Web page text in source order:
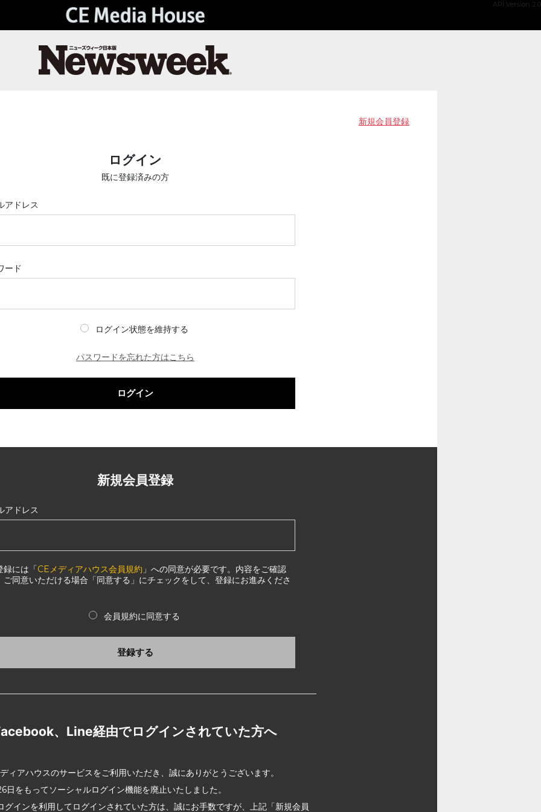
API Version 2.0
新規会員登録
ログイン
既に登録済みの方
アドレス
ード
ログイン状態を維持する
パスワードを忘れた方はこちら
ログイン
新規会員登録
アドレス
録には「CEメディアハウス会員規約 」への同意が必要です。内容をご確認
ご同意いただける場合「同意する」にチェックをして、登録にお進みくださ
会員規約に同意する
登録する
、Line経由でログインされていた方へ
ィアハウスのサービスをご利用いただき、誠にありがとうございます。
日をもってソーシャルログイン機能を廃止いたしました。
グインを利用してログインされていた方は、誠にお手数ですが、上記「新規会員